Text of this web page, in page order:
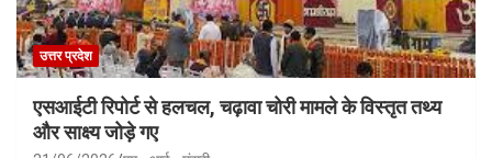
उत्तर प्रदेश
एसआईटी रिपोर्ट से हलचल, चढ़ावा चोरी मामले के विस्तृत तथ्य
और साक्ष्य जोड़े गए